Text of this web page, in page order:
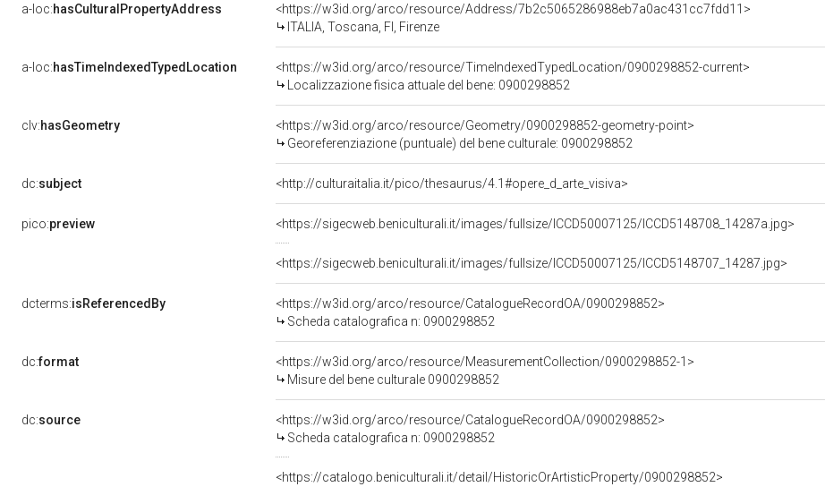
a-loc:hasCulturalPropertyAddress
<https://w3id.org/arco/resource/Address/7b2c5065286988eb7a0ac431cc7fdd11>
ITALIA, Toscana, FI, Firenze
a-loc:hasTimeIndexedTypedLocation
<https://w3id.org/arco/resource/TimeIndexedTypedLocation/0900298852-current>
Localizzazione fisica attuale del bene: 0900298852
clv:hasGeometry
<https://w3id.org/arco/resource/Geometry/0900298852-geometry-point>
Georeferenziazione (puntuale) del bene culturale: 0900298852
dc:subject <http://culturaitalia.it/pico/thesaurus/4.1#opere_d_arte_visiva>
pico:preview <https://sigecweb.beniculturali.it/images/fullsize/ICCD50007125/ICCD5148708_14287a.jpg>
<https://sigecweb.beniculturali.it/images/fullsize/ICCD50007125/ICCD5148707_14287.jpg>
dcterms:isReferencedBy
<https://w3id.org/arco/resource/CatalogueRecordOA/0900298852>
Scheda catalografica n: 0900298852
dc:format
<https://w3id.org/arco/resource/MeasurementCollection/0900298852-1>
Misure del bene culturale 0900298852
dc:source
<https://w3id.org/arco/resource/CatalogueRecordOA/0900298852>
Scheda catalografica n: 0900298852
<https://catalogo.beniculturali.it/detail/HistoricOrArtisticProperty/0900298852>